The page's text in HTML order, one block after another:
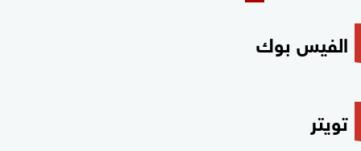
الفيس بوك
تويتر